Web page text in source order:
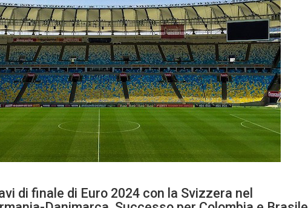
di finale di Euro 2024 con la Svizzera nel